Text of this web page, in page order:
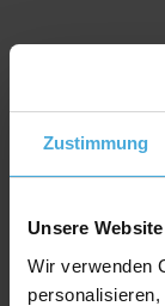
Zustimmung
Unsere
Wir verwenden
Produkt
Für